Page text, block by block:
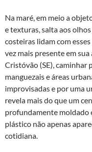
o
n
o
o
k
A
p
p
Na maré, em meio a
e texturas, salta aos
costeiras lidam com
vez mais presente em
Cristóvão (SE), caminhar
manguezais e áreas
improvisadas e por uma
revela mais do que um
profundamente moldado
plástico não apenas
cotidiana.